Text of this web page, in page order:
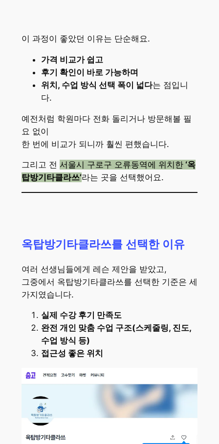
이 과정이 좋았던 이유는 단순해요.
가격 비교가 쉽고
후기 확인이 바로 가능하며
위치, 수업 방식 선택 폭이 넓다는 점입니
다.
예전처럼 학원마다 전화 돌리거나 방문해볼 필
요 없이
한 번에 비교가 되니까 훨씬 편했습니다.
그리고 전 서울시 구로구 오류동역에 위치한‘옥
탑방기타클라쓰’라는 곳을 선택했어요.
옥탑방기타클라쓰를 선택한 이유
여러 선생님들에게 레슨 제안을 받았고,
그중에서 옥탑방기타클라쓰를 선택한 기준은 세
가지였습니다.
실제 수강 후기 만족도
완전 개인 맞춤 수업 구조(스케줄링, 진도,
수업 방식 등)
접근성 좋은 위치